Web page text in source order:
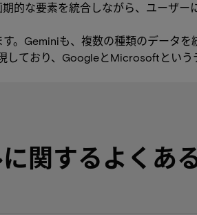
的な要素を統合しながら、ユーザ
。Geminiも、複数の種類のデータ
ており、GoogleとMicrosoftという
関するよくあ